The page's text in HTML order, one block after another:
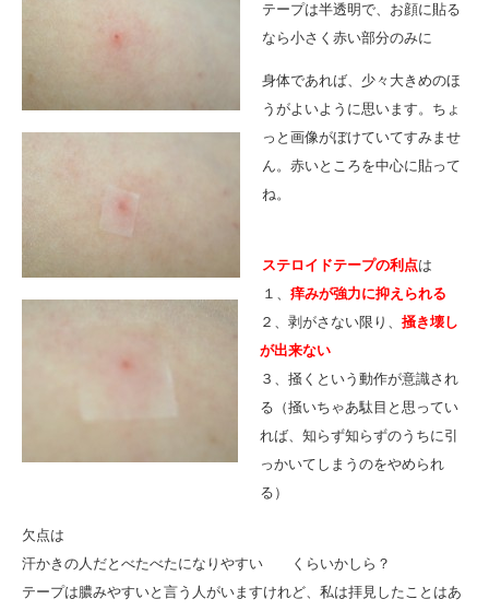
テープは半透明で、お顔に貼る
なら小さく赤い部分のみに
身体であれば、少々大きめのほ
うがよいように思います。ちょ
っと画像がぼけていてすみませ
ん。赤いところを中心に貼って
ね。
ステロイドテープの利点は
１、 痒みが強力に抑えられる
２、剥がさない限り、 掻き壊し
が出来ない
３、掻くという動作が意識され
る（掻いちゃあ駄目と思ってい
れば、知らず知らずのうちに引
っかいてしまうのをやめられ
る）
欠点は
汗かきの人だとべたべたになりやすい くらいかしら？
テープは膿みやすいと言う人がいますけれど、私は拝見したことはあ